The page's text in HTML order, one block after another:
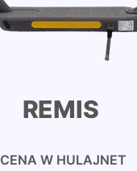
REMIS
CENA W HULAJNET